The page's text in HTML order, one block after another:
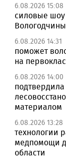
6.08.2026 15:08
силовые шоу
6.08.2026 14:31
поможет
на
6.08.2026 14:00
материалом
6.08.2026 13:28
технологии
медпомощи
области